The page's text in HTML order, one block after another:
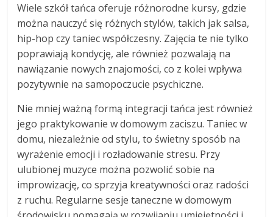
Wiele szkół tańca oferuje różnorodne kursy, gdzie
można nauczyć się różnych stylów, takich jak salsa,
hip-hop czy taniec współczesny. Zajęcia te nie tylko
poprawiają kondycję, ale również pozwalają na
nawiązanie nowych znajomości, co z kolei wpływa
pozytywnie na samopoczucie psychiczne.
Nie mniej ważną formą integracji tańca jest również
jego praktykowanie w domowym zaciszu. Taniec w
domu, niezależnie od stylu, to świetny sposób na
wyrażenie emocji i rozładowanie stresu. Przy
ulubionej muzyce można pozwolić sobie na
improwizację, co sprzyja kreatywności oraz radości
z ruchu. Regularne sesje taneczne w domowym